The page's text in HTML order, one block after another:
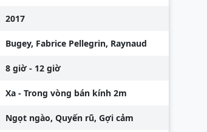
2017
Bugey, Fabrice Pellegrin, Raynaud
8 giờ - 12 giờ
Xa - Trong vòng bán kính 2m
Ngọt ngào, Quyến rũ, Gợi cảm